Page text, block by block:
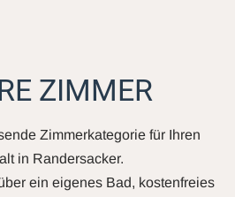
ZIMMER
Zimmerkategorie für Ihren
in Randersacker.
ein eigenes Bad, kostenfreies